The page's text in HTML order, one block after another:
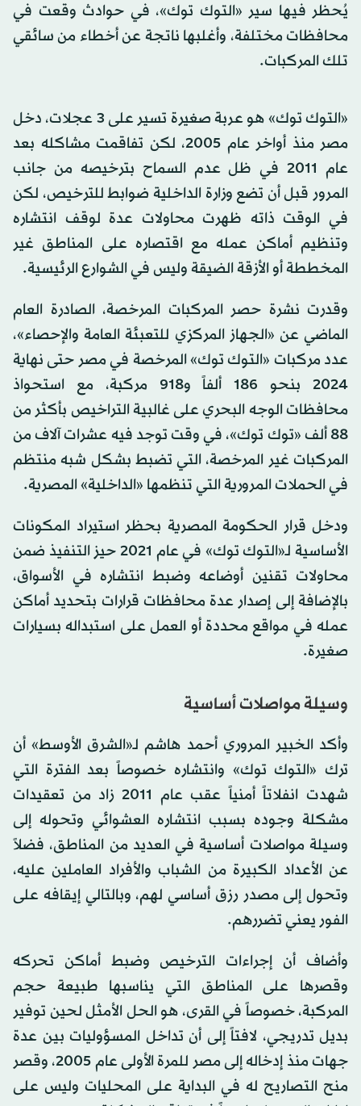
يُحظر فيها سير «التوك توك»، في حوادث وقعت في
محافظات مختلفة، وأغلبها ناتجة عن أخطاء من سائقي
تلك المركبات.
«التوك توك» هو عربة صغيرة تسير على 3 عجلات، دخل
مصر منذ أواخر عام 2005، لكن تفاقمت مشاكله بعد
عام 2011 في ظل عدم السماح بترخيصه من جانب
المرور قبل أن تضع وزارة الداخلية ضوابط للترخيص، لكن
في الوقت ذاته ظهرت محاولات عدة لوقف انتشاره
وتنظيم أماكن عمله مع اقتصاره على المناطق غير
المخططة أو الأزقة الضيقة وليس في الشوارع الرئيسية.
وقدرت نشرة حصر المركبات المرخصة، الصادرة العام
الماضي عن «الجهاز المركزي للتعبئة العامة والإحصاء»،
عدد مركبات «التوك توك» المرخصة في مصر حتى نهاية
2024 بنحو 186 ألفاً و918 مركبة، مع استحواذ
محافظات الوجه البحري على غالبية التراخيص بأكثر من
88 ألف «توك توك»، في وقت توجد فيه عشرات آلاف من
المركبات غير المرخصة، التي تضبط بشكل شبه منتظم
في الحملات المرورية التي تنظمها «الداخلية» المصرية.
ودخل قرار الحكومة المصرية بحظر استيراد المكونات
الأساسية لـ«التوك توك» في عام 2021 حيز التنفيذ ضمن
محاولات تقنين أوضاعه وضبط انتشاره في الأسواق،
بالإضافة إلى إصدار عدة محافظات قرارات بتحديد أماكن
عمله في مواقع محددة أو العمل على استبداله بسيارات
صغيرة.
وسيلة مواصلات أساسية
وأكد الخبير المروري أحمد هاشم لـ«الشرق الأوسط» أن
ترك «التوك توك» وانتشاره خصوصاً بعد الفترة التي
شهدت انفلاتاً أمنياً عقب عام 2011 زاد من تعقيدات
مشكلة وجوده بسبب انتشاره العشوائي وتحوله إلى
وسيلة مواصلات أساسية في العديد من المناطق، فضلاً
عن الأعداد الكبيرة من الشباب والأفراد العاملين عليه،
وتحول إلى مصدر رزق أساسي لهم، وبالتالي إيقافه على
الفور يعني تضررهم.
وأضاف أن إجراءات الترخيص وضبط أماكن تحركه
وقصرها على المناطق التي يناسبها طبيعة حجم
المركبة، خصوصاً في القرى، هو الحل الأمثل لحين توفير
بديل تدريجي، لافتاً إلى أن تداخل المسؤوليات بين عدة
جهات منذ إدخاله إلى مصر للمرة الأولى عام 2005، وقصر
منح التصاريح له في البداية على المحليات وليس على